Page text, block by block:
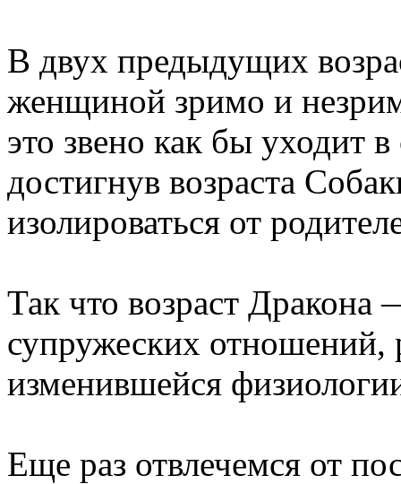
В двух предыдущих
женщиной зримо и
это звено как бы уходит
достигнув возраста
изолироваться от
Так что возраст Дракона
супружеских отношений,
изменившейся
Еще раз отвлечемся от